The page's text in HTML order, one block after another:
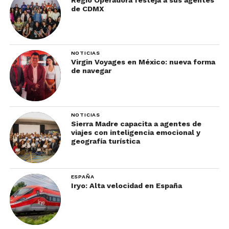
Este palacio es un deleite para los amantes de la
arquitectura, un encuentro exquisito entre lo
mudéjar y el Renacimiento. Sus patios y jardines
son remansos de paz. Recomendación: No dejes
de visitar el precioso Patio de la Montería.
8.Flamenco en Triana
de CDMX
NOTICIAS
Virgin Voyages en México: nueva forma
de navegar
NOTICIAS
Sierra Madre capacita a agentes de
viajes con inteligencia emocional y
geografía turística
ESPAÑA
Iryo: Alta velocidad en España